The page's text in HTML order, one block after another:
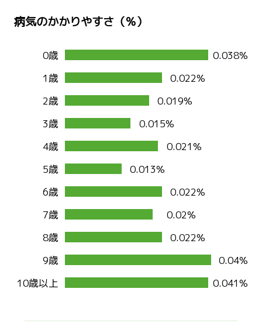
病気のかかりやすさ（％）
0歳
0.038%
1歳
0.022%
2歳
0.019%
3歳
0.015%
4歳
0.021%
5歳
0.013%
6歳
0.022%
7歳
0.02%
8歳
0.022%
9歳
0.04%
10歳以上
0.041%